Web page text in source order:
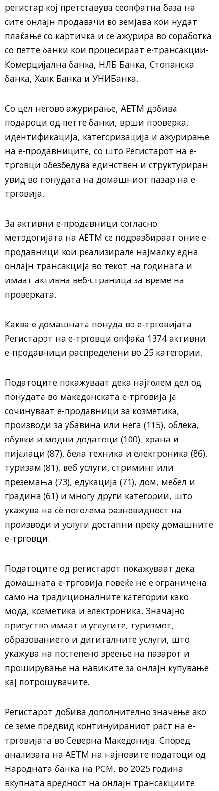
регистар кој претставува сеопфатна база на
сите онлајн продавачи во земјава кои нудат
плаќање со картичка и се ажурира во соработка
со петте банки кои процесираат е-трансакции-
Комерцијална банка, НЛБ Банка, Стопанска
банка, Халк Банка и УНИБанка.
Со цел негово ажурирање, АЕТМ добива
подароци од петте банки, врши проверка,
идентификација, категоризација и ажурирање
на е-продавниците, со што Регистарот на е-
трговци обезбедува единствен и структуриран
увид во понудата на домашниот пазар на е-
трговија.
За активни е-продавници согласно
методогијата на АЕТМ се подразбираат оние е-
продавници кои реализирале најмалку една
онлајн трансакција во текот на годината и
имаат активна веб-страница за време на
проверката.
Каква е домашната понуда во е-трговијата
Регистарот на е-трговци опфаќа 1374 активни
е-продавници распределени во 25 категории.
Податоците покажуваат дека најголем дел од
понудата во македонската е-трговија ја
сочинуваат е-продавници за козметика,
производи за убавина или нега (115), облека,
обувки и модни додатоци (100), храна и
пијалаци (87), бела техника и електроника (86),
туризам (81), веб услуги, стриминг или
преземања (73), едукација (71), дом, мебел и
градина (61) и многу други категории, што
укажува на сè поголема разновидност на
производи и услуги достапни преку домашните
е-трговци.
Податоците од регистарот покажуваат дека
домашната е-трговија повеќе не е ограничена
само на традиционалните категории како
мода, козметика и електроника. Значајно
присуство имаат и услугите, туризмот,
образованието и дигиталните услуги, што
укажува на постепено зреење на пазарот и
проширување на навиките за онлајн купување
кај потрошувачите.
Регистарот добива дополнително значење ако
се земе предвид континуираниот раст на е-
трговијата во Северна Македонија. Според
анализата на АЕТМ на најновите податоци од
Народната банка на РСМ, во 2025 година
вкупната вредност на онлајн трансакциите